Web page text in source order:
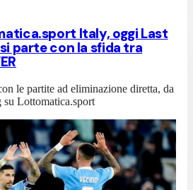
Italy, oggi Last
parte con la sfida tra
le partite ad eliminazione diretta, da
su Lottomatica.sport